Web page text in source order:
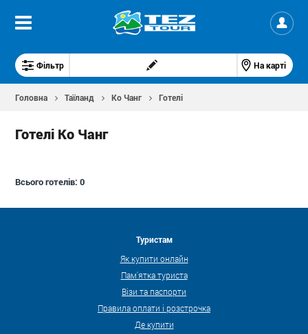
Фільтр На карті
Головна Таїланд Ко Чанг Готелі
Готелі Ко Чанг
Всього готелів:0
Туристам
Як купити онлайн
Пам'ятка туриста
Візи та паспорти
Правила оплати і розстрочка
Де купити